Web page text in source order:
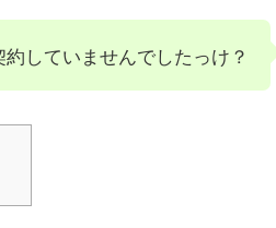
していませんでしたっけ？